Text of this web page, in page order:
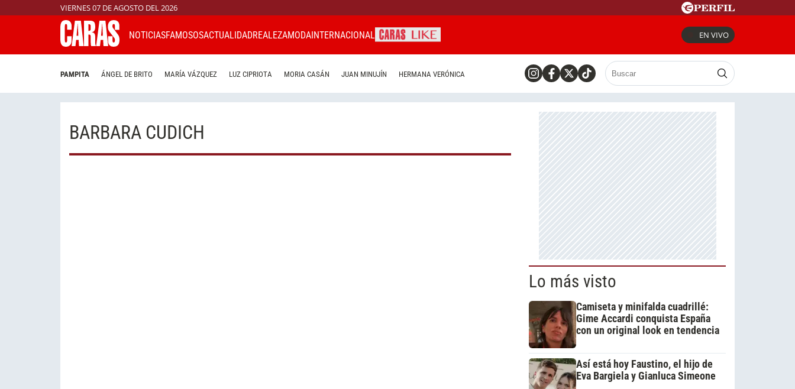
VIERNES 07 DE AGOSTO DEL 2026
NOTICIASFAMOSOSACTUALIDADREALEZAMODAINTERNACIONAL EN VIVO
PAMPITA ÁNGEL DE BRITO MARÍA VÁZQUEZ LUZ CIPRIOTA MORIA CASÁN JUAN MINUJÍN HERMANA VERÓNICA
BARBARA CUDICH
Lo más visto
Camiseta y minifalda cuadrillé:
Gime Accardi conquista España
con un original look en tendencia
Así está hoy Faustino, el hijo de
Eva Bargiela y Gianluca Simeone